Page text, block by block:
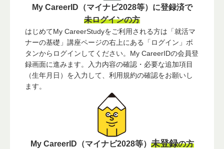
My CareerID（マイナビ2028等）に登録済で
未ログインの方
はじめてMy CareerStudyをご利用される方は「就活マ
ナーの基礎」講座ページの右上にある「ログイン」ボ
タンからログインしてください。My CareerIDの会員登
録画面に進みます。入力内容の確認・必要な追加項目
（生年月日）を入力して、利用規約の確認をお願いし
ます。
My CareerID（マイナビ2028等） 未登録の方